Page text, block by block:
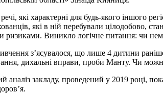
які характерні для будь-якого іншого
які в ній перебували цілодобово,
ризиками. Виникло логічне питання: чи
з’ясувалося, що лише 4 дитини
дихальні вправи, проби Манту. Чи
аналіз закладу, проведений у 2019 році,